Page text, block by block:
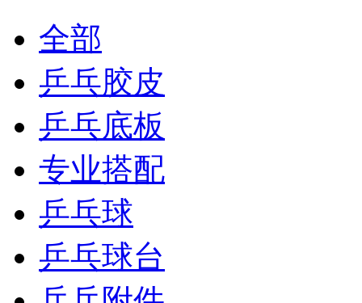
全部
乒乓胶皮
乒乓底板
专业搭配
乒乓球
乒乓球台